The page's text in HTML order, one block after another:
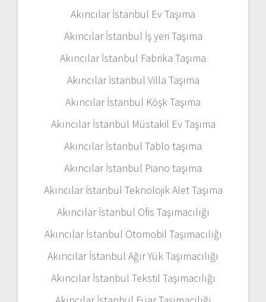
Akıncılar İstanbul Ev Taşıma
Akıncılar İstanbul İş yeri Taşıma
Akıncılar İstanbul Fabrika Taşıma
Akıncılar İstanbul Villa Taşıma
Akıncılar İstanbul Köşk Taşıma
Akıncılar İstanbul Müstakil Ev Taşıma
Akıncılar İstanbul Tablo taşıma
Akıncılar İstanbul Piano taşıma
Akıncılar İstanbul Teknolojik Alet Taşıma
Akıncılar İstanbul Ofis Taşımacılığı
Akıncılar İstanbul Otomobil Taşımacılığı
Akıncılar İstanbul Ağır Yük Taşımacılığı
Akıncılar İstanbul Tekstil Taşımacılığı